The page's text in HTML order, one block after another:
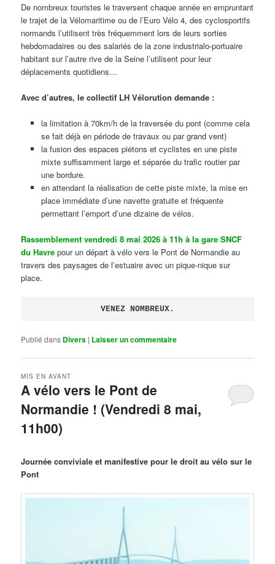
De nombreux touristes le traversent chaque année en empruntant
le trajet de la Vélomaritime ou de l’Euro Vélo 4, des cyclosportifs
normands l’utilisent très fréquemment lors de leurs sorties
hebdomadaires ou des salariés de la zone industrialo-portuaire
habitant sur l’autre rive de la Seine l’utilisent pour leur
déplacements quotidiens…
Avec d’autres, le collectif LH Vélorution demande :
la limitation à 70km/h de la traversée du pont (comme cela
se fait déjà en période de travaux ou par grand vent)
la fusion des espaces piétons et cyclistes en une piste
mixte suffisamment large et séparée du trafic routier par
une bordure.
en attendant la réalisation de cette piste mixte, la mise en
place immédiate d’une navette gratuite et fréquente
permettant l’emport d’une dizaine de vélos.
Rassemblement vendredi 8 mai 2026 à 11h à la gare SNCF
du Havre pour un départ à vélo vers le Pont de Normandie au
travers des paysages de l’estuaire avec un pique-nique sur
place.
VENEZ NOMBREUX.
Publié dans Divers | Laisser un commentaire
A vélo vers le Pont de
Normandie ! (Vendredi 8 mai,
11h00)
MIS EN AVANT
Journée conviviale et manifestive pour le droit au vélo sur le
Pont